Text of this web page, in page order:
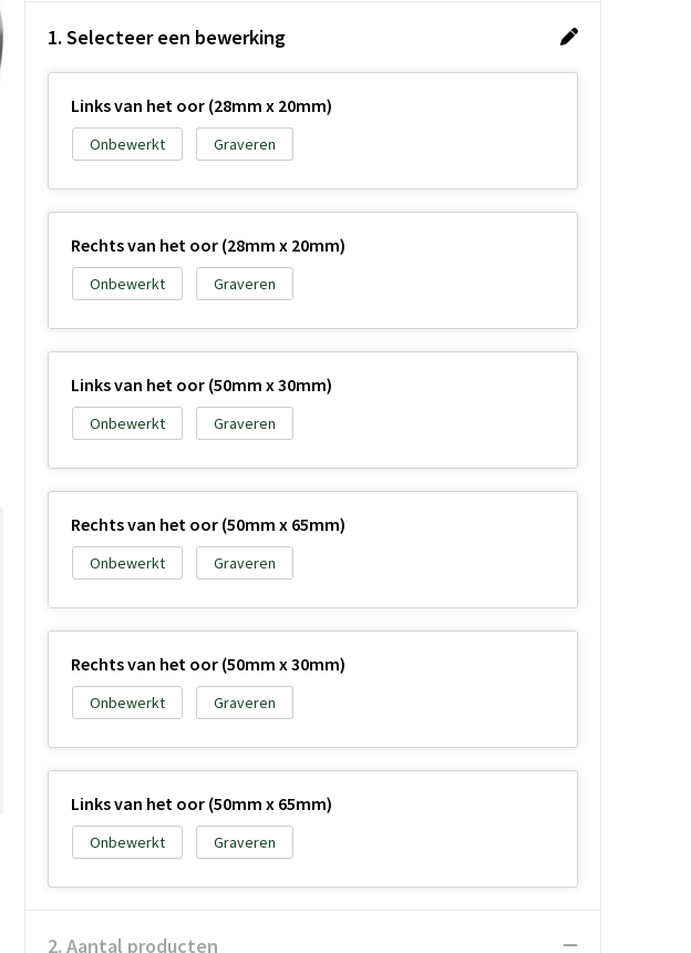
1. Selecteer een bewerking
Links van het oor (28mm x 20mm)
Onbewerkt Graveren
Rechts van het oor (28mm x 20mm)
Onbewerkt Graveren
Links van het oor (50mm x 30mm)
Onbewerkt Graveren
Rechts van het oor (50mm x 65mm)
Onbewerkt Graveren
Rechts van het oor (50mm x 30mm)
Onbewerkt Graveren
Links van het oor (50mm x 65mm)
Onbewerkt Graveren
2. Aantal producten